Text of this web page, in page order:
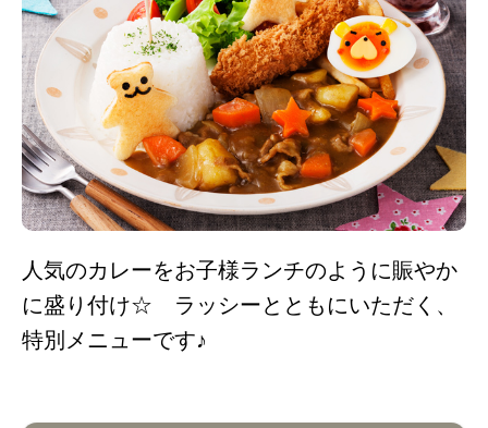
人気のカレーをお子様ランチのように賑やか
に盛り付け☆ ラッシーとともにいただく、
特別メニューです♪